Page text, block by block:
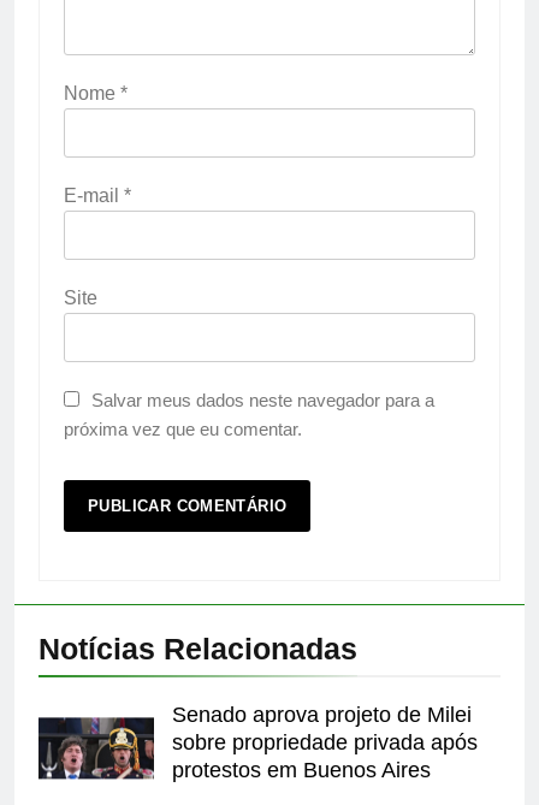
Nome *
E-mail *
Site
Salvar meus dados neste navegador para a
próxima vez que eu comentar.
Notícias Relacionadas
Senado aprova projeto de Milei
sobre propriedade privada após
protestos em Buenos Aires